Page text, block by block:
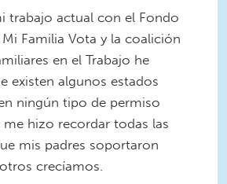
trabajo actual con el Fondo
Familia Vota y la coalición
en el Trabajo he
existen algunos estados
ningún tipo de permiso
me hizo recordar todas las
mis padres soportaron
crecíamos.